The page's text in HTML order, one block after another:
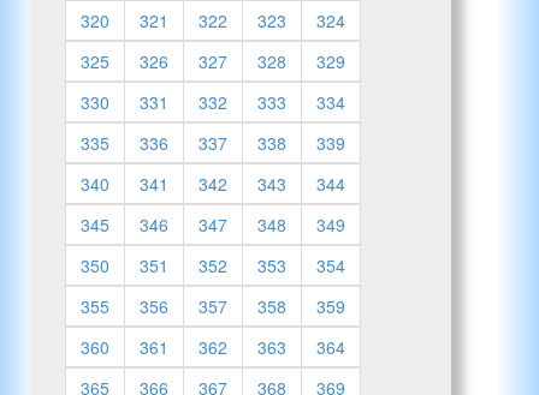
320
321 322 323
324
325
326 327 328
329
330
331 332 333
334
335
336 337 338
339
340
341 342 343
344
345
346 347 348
349
350
351 352 353
354
355
356 357 358
359
360
361 362 363
364
365
366 367 368 369